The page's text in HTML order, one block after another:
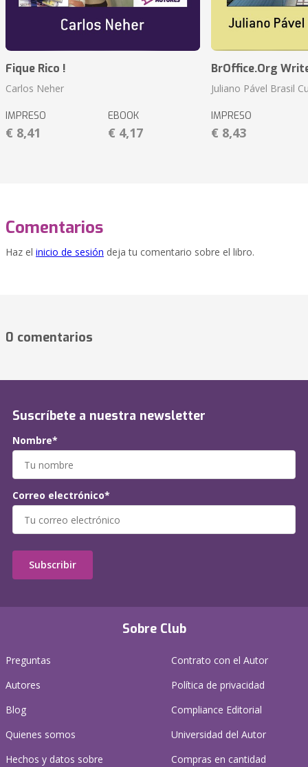
Fique Rico !
Carlos Neher
IMPRESO
€ 8,41
EBOOK
€ 4,17
BrOffice.Org
Juliano Pável Brasil
IMPRESO
€ 8,43
Comentarios
Haz el inicio de sesión deja tu comentario sobre el libro.
0 comentarios
Sobre Club
Preguntas
Autores
Blog
Quienes somos
Hechos y datos sobre
Contrato con el Autor
Política de privacidad
Compliance Editorial
Universidad del Autor
Compras en cantidad
Suscríbete a nuestra newsletter
Nombre*
Correo electrónico*
Subscribir